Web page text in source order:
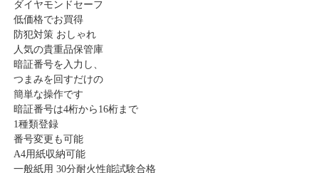
ダイヤモンドセーフ
低価格でお買得
防犯対策 おしゃれ
人気の貴重品保管庫
暗証番号を入力し、
つまみを回すだけの
簡単な操作です
暗証番号は4桁から16桁まで
1種類登録
番号変更も可能
A4用紙収納可能
一般紙用 30分耐火性能試験合格